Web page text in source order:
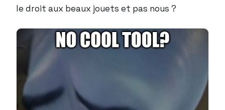
le droit aux beaux jouets et pas nous ?